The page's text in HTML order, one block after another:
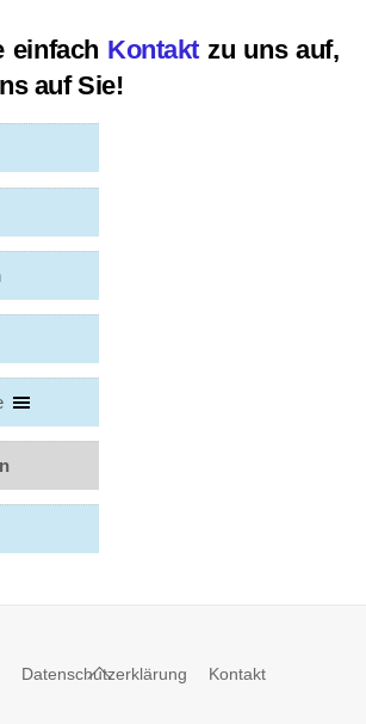
einfach Kontaktzu uns auf,
auf Sie!
Back
Datenschutzerklärung Kontakt